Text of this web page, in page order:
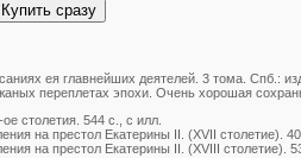
Купить сразу
ея главнейших деятелей. 3 тома. Спб.:
переплетах эпохи. Очень хорошая
столетия. 544 с., с илл.
на престол Екатерины II. (XVII столетие).
на престол Екатерины II. (XVIII столетие).